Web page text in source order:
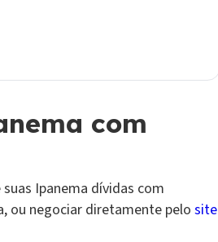
com
Ipanema dívidas com
ou negociar diretamente pelo site